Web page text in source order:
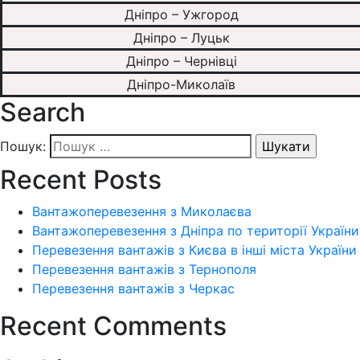
Дніпро – Ужгород
Дніпро – Луцьк
Дніпро – Чернівці
Дніпро-Миколаїв
Search
Пошук:
Recent Posts
Вантажоперевезення з Миколаєва
Вантажоперевезення з Дніпра по території України
Перевезення вантажів з Києва в інші міста України
Перевезення вантажів з Тернополя
Перевезення вантажів з Черкас
Recent Comments